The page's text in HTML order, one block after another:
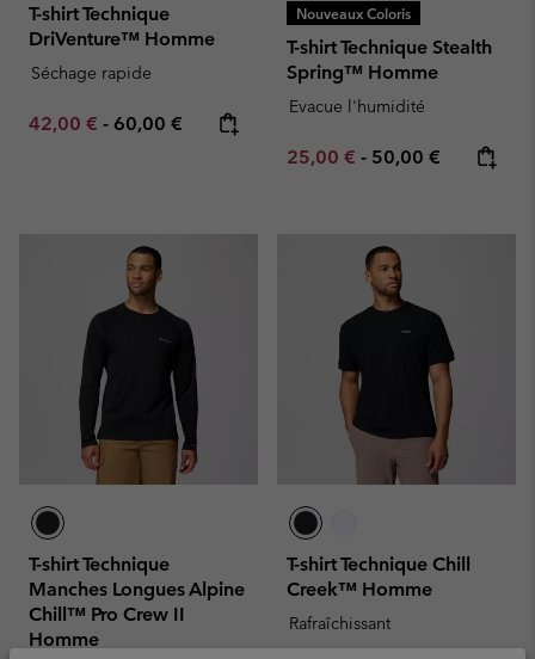
T-shirt Technique
DriVenture™ Homme
Séchage rapide
Minimum sale price:
42,00 € - Maximum price:
60,00 €
Nouveaux Coloris
T-shirt Technique Stealth
Spring™ Homme
Evacue l'humidité
Minimum sale price:
25,00 € - Maximum price:
50,00 €
T-shirt Technique
Manches Longues Alpine
Chill™ Pro Crew II
Homme
T-shirt Technique Chill
Creek™ Homme
Rafraîchissant